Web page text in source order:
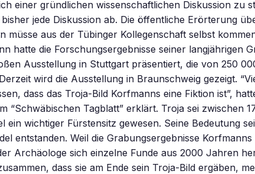
einer gründlichen wissenschaftlichen Diskussion zu
jede Diskussion ab. Die öffentliche Erörterung
müsse aus der Tübinger Kollegenschaft selbst
hatte die Forschungsergebnisse seiner langjährigen
Ausstellung in Stuttgart präsentiert, die von 250
wird die Ausstellung in Braunschweig gezeigt.
dass das Troja-Bild Korfmanns eine Fiktion ist”,
“Schwäbischen Tagblatt” erklärt. Troja sei zwischen
ein wichtiger Fürstensitz gewesen. Seine Bedeutung
entstanden. Weil die Grabungsergebnisse
Archäologe sich einzelne Funde aus 2000 Jahren
dass sie am Ende sein Troja-Bild ergäben,